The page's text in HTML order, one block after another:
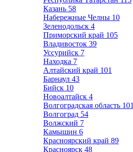
Казань 58
Набережные Челны 10
Зеленодольск 4
Приморский край 105
Владивосток 39
Уссурийск 7
Находка 7
Алтайский край 101
Барнаул 43
Бийск 10
Новоалтайск 4
Волгоградская область 101
Волгоград 54
Волжский 7
Камышин 6
Красноярский край 89
Красноярск 48